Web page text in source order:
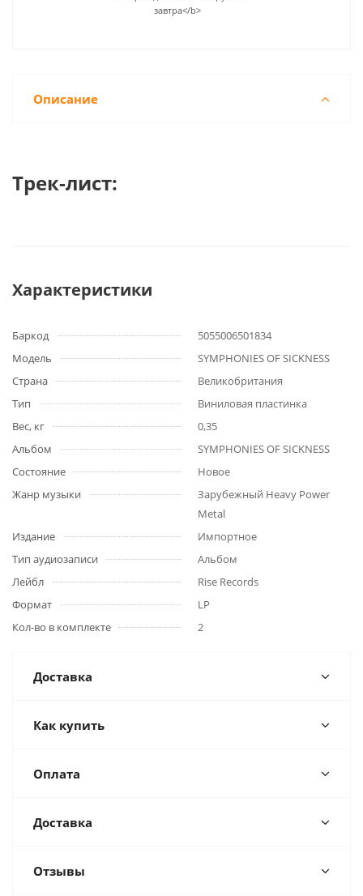
завтра</b>
Описание
Трек-лист:
Характеристики
Баркод
5055006501834
Модель
SYMPHONIES OF SICKNESS
Страна
Великобритания
Тип
Виниловая пластинка
Вес, кг
0,35
Альбом
SYMPHONIES OF SICKNESS
Состояние
Новое
Жанр музыки
Зарубежный Heavy Power
Metal
Издание
Импортное
Тип аудиозаписи
Альбом
Лейбл
Rise Records
Формат
LP
Кол-во в комплекте
2
Доставка
Как купить
Оплата
Доставка
Отзывы